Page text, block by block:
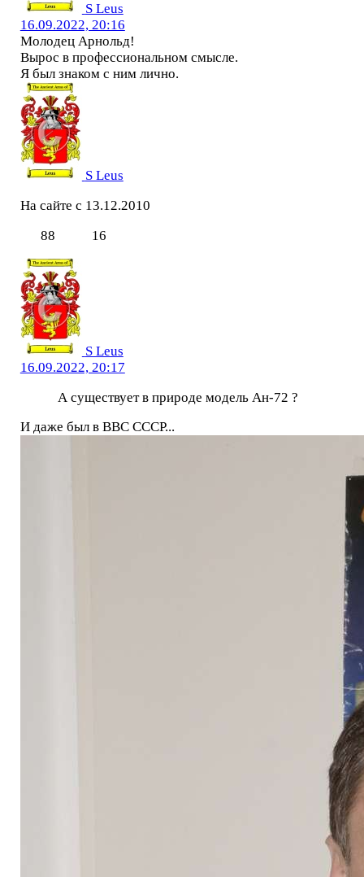
S Leus
16.09.2022, 20:16
Молодец Арнольд!
Вырос в профессиональном смысле.
Я был знаком с ним лично.
S Leus
На сайте с 13.12.2010
88
16
S Leus
16.09.2022, 20:17
А существует в природе модель Ан-72 ?
И даже был в ВВС СССР...